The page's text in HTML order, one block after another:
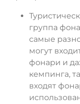
группа
самые
могут
фонари и
кемпинга,
входят